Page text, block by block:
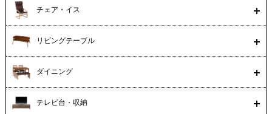
チェア・イス
リビングテーブル
ダイニング
テレビ台・収納